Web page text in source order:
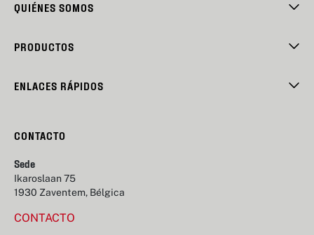
QUIÉNES SOMOS
PRODUCTOS
ENLACES RÁPIDOS
CONTACTO
Sede
Ikaroslaan 75
1930 Zaventem, Bélgica
CONTACTO